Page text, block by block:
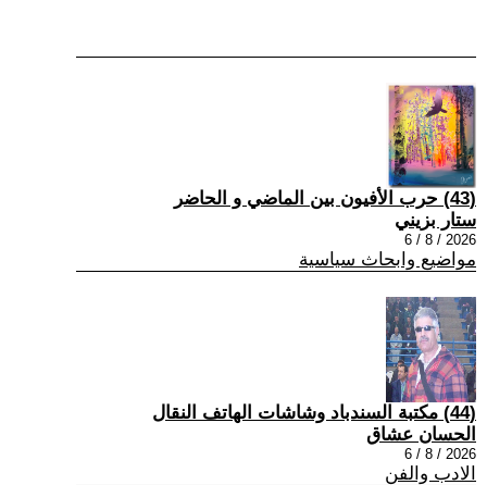
(43) حرب الأفيون بين الماضي و الحاضر
ستار بزيني
2026 / 8 / 6
مواضيع وابحاث سياسية
(44) مكتبة السندباد وشاشات الهاتف النقال
الحسان عشاق
2026 / 8 / 6
الادب والفن